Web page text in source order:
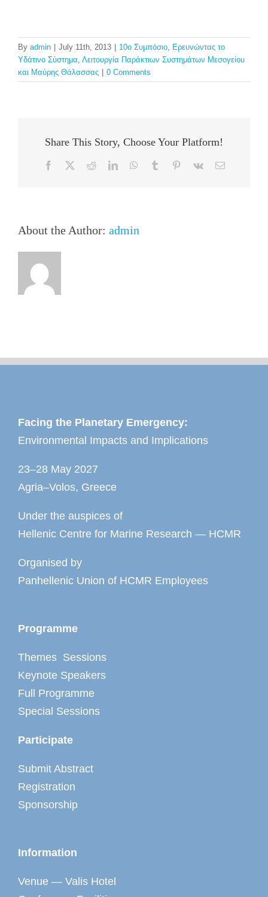
By admin July 11th, 2013 10ο Συμπόσιο
Ερευνώντας το
Υδάτινο Σύστημα Λειτουργία Παράκτιων Συστημάτων Μεσογείου
και Μαύρης Θάλασσας
0 Comments
Share This Story, Choose Your Platform!
Facebook RedditLinkedInWhatsApp
Tumblr Pinterest
Vk Email
About the Author: admin
Facing the Planetary Emergency:
Environmental Impacts and Implications
23–28 May 2027
Agria–Volos, Greece
Under the auspices of
Hellenic Centre for Marine Research — HCMR
Organised by
Panhellenic Union of HCMR Employees
Programme
Themes Sessions
Keynote Speakers
Full Programme
Special Sessions
Participate
Submit Abstract
Registration
Sponsorship
Information
Venue — Valis Hotel